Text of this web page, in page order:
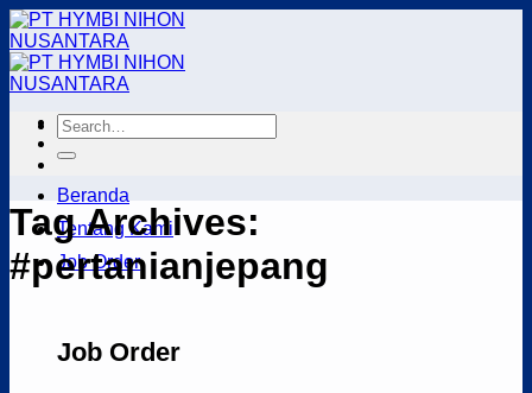
Skip
to
content
Beranda
Tentang Kami
Job Order
Job Order
Tag Archives:
#pertanianjepang